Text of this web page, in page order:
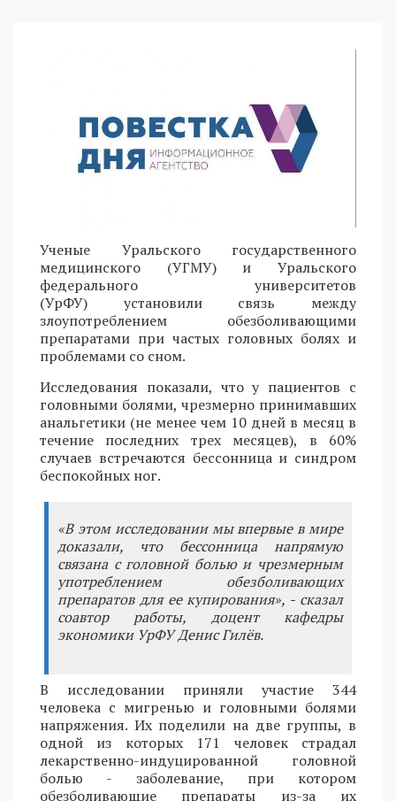
Ученые Уральского государственного
медицинского (УГМУ) и Уральского
федерального университетов
(УрФУ) установили связь между
злоупотреблением обезболивающими
препаратами при частых головных болях и
проблемами со сном.
Исследования показали, что у пациентов с
головными болями, чрезмерно принимавших
анальгетики (не менее чем 10 дней в месяц в
течение последних трех месяцев), в 60%
случаев встречаются бессонница и синдром
беспокойных ног.
«В этом исследовании мы впервые в мире
доказали, что бессонница напрямую
связана с головной болью и чрезмерным
употреблением обезболивающих
препаратов для ее купирования», - сказал
соавтор работы, доцент кафедры
экономики УрФУ Денис Гилёв.
В исследовании приняли участие 344
человека с мигренью и головными болями
напряжения. Их поделили на две группы, в
одной из которых 171 человек страдал
лекарственно-индуцированной головной
болью - заболевание, при котором
обезболивающие препараты из-за их